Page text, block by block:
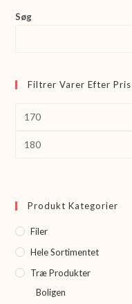
Søg
Filtrer Varer Efter Pris
Produkt Kategorier
Filer
Hele Sortimentet
Træ Produkter
Boligen